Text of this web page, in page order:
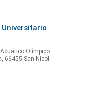
Olímpico
66455 San Nicol